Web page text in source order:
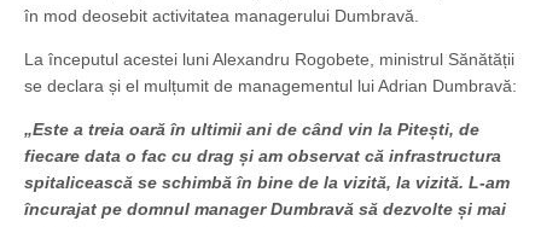
în mod deosebit activitatea managerului Dumbravă.
La începutul acestei luni Alexandru Rogobete, ministrul Sănătății
se declara și el mulțumit de managementul lui Adrian Dumbravă:
„Este a treia oară în ultimii ani de când vin la Pitești, de
fiecare data o fac cu drag și am observat că infrastructura
spitalicească se schimbă în bine de la vizită, la vizită. L-am
încurajat pe domnul manager Dumbravă să dezvolte și mai